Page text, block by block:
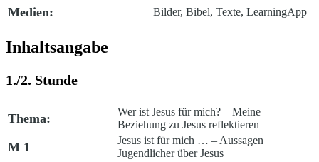
Medien: Bilder, Bibel, Texte, LearningApp
Inhaltsangabe
1./2. Stunde
Thema:
Wer ist Jesus für mich? – Meine
Beziehung zu Jesus reflektieren
M 1
Jesus ist für mich … – Aussagen
Jugendlicher über Jesus